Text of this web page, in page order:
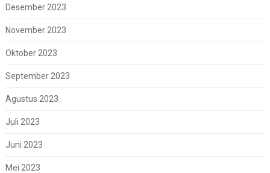
Desember 2023
November 2023
Oktober 2023
September 2023
Agustus 2023
Juli 2023
Juni 2023
Mei 2023